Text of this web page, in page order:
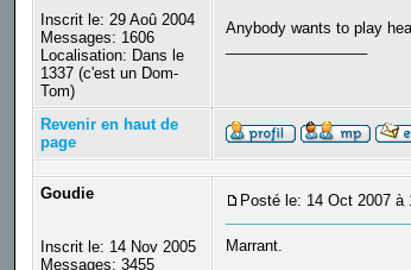
Inscrit le: 29 Aoû 2004
Messages: 1606
Localisation: Dans le
1337 (c'est un Dom-
Tom)
Anybody wants to play
Revenir en haut de
page
Goudie
Inscrit le: 14 Nov 2005
Messages: 3455
Posté le: 14 Oct 2007 à
Marrant.